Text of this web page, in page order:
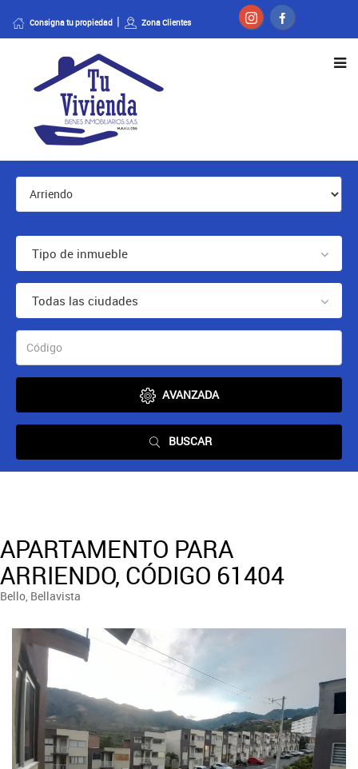
Consigna tu propiedad Zona Clientes
Tipo de inmueble
Todas las ciudades
AVANZADA
BUSCAR
APARTAMENTO PARA
ARRIENDO, CÓDIGO 61404
Bello, Bellavista